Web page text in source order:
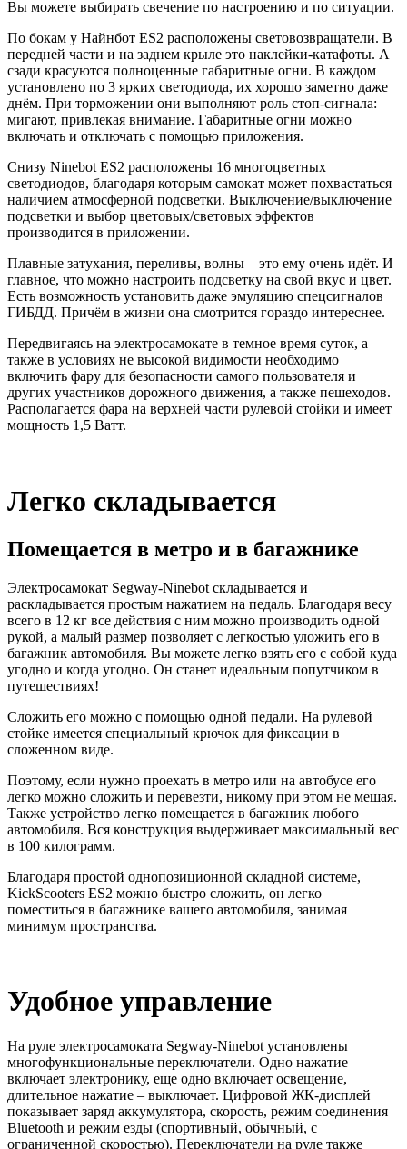
Вы можете выбирать свечение по настроению и по ситуации.
По бокам у Найнбот ES2 расположены световозвращатели. В
передней части и на заднем крыле это наклейки-катафоты. А
сзади красуются полноценные габаритные огни. В каждом
установлено по 3 ярких светодиода, их хорошо заметно даже
днём. При торможении они выполняют роль стоп-сигнала:
мигают, привлекая внимание. Габаритные огни можно
включать и отключать с помощью приложения.
Снизу Ninebot ES2 расположены 16 многоцветных
светодиодов, благодаря которым самокат может похвастаться
наличием атмосферной подсветки. Выключение/выключение
подсветки и выбор цветовых/световых эффектов
производится в приложении.
Плавные затухания, переливы, волны – это ему очень идёт. И
главное, что можно настроить подсветку на свой вкус и цвет.
Есть возможность установить даже эмуляцию спецсигналов
ГИБДД. Причём в жизни она смотрится гораздо интереснее.
Передвигаясь на электросамокате в темное время суток, а
также в условиях не высокой видимости необходимо
включить фару для безопасности самого пользователя и
других участников дорожного движения, а также пешеходов.
Располагается фара на верхней части рулевой стойки и имеет
мощность 1,5 Ватт.
Легко складывается
Помещается в метро и в багажнике
Электросамокат Segway-Ninebot складывается и
раскладывается простым нажатием на педаль. Благодаря весу
всего в 12 кг все действия с ним можно производить одной
рукой, а малый размер позволяет с легкостью уложить его в
багажник автомобиля. Вы можете легко взять его с собой куда
угодно и когда угодно. Он станет идеальным попутчиком в
путешествиях!
Сложить его можно с помощью одной педали. На рулевой
стойке имеется специальный крючок для фиксации в
сложенном виде.
Поэтому, если нужно проехать в метро или на автобусе его
легко можно сложить и перевезти, никому при этом не мешая.
Также устройство легко помещается в багажник любого
автомобиля. Вся конструкция выдерживает максимальный вес
в 100 килограмм.
Благодаря простой однопозиционной складной системе,
KickScooters ES2 можно быстро сложить, он легко
поместиться в багажнике вашего автомобиля, занимая
минимум пространства.
Удобное управление
На руле электросамоката Segway-Ninebot установлены
многофункциональные переключатели. Одно нажатие
включает электронику, еще одно включает освещение,
длительное нажатие – выключает. Цифровой ЖК-дисплей
показывает заряд аккумулятора, скорость, режим соединения
Bluetooth и режим езды (спортивный, обычный, с
ограниченной скоростью). Переключатели на руле также